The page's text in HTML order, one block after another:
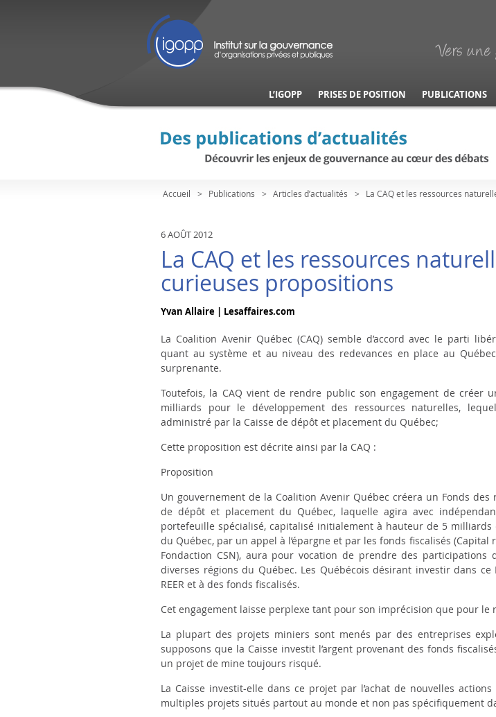
L’IGOPP PRISES DE POSITION PUBLICATIONS
Accueil Publications Articles d’actualités La CAQ et les ressources
6 AOÛT 2012
La CAQ et les ressources
curieuses propositions
Yvan Allaire | Lesaffaires.com
La Coalition Avenir Québec (CAQ) semble d’accord avec le parti
quant au système et au niveau des redevances en place au
surprenante.
Toutefois, la CAQ vient de rendre public son engagement de créer
milliards pour le développement des ressources naturelles,
administré par la Caisse de dépôt et placement du Québec;
Cette proposition est décrite ainsi par la CAQ :
Proposition
Un gouvernement de la Coalition Avenir Québec créera un Fonds
de dépôt et placement du Québec, laquelle agira avec
portefeuille spécialisé, capitalisé initialement à hauteur de 5
du Québec, par un appel à l’épargne et par les fonds fiscalisés
Fondaction CSN), aura pour vocation de prendre des
diverses régions du Québec. Les Québécois désirant investir dans
REER et à des fonds fiscalisés.
Cet engagement laisse perplexe tant pour son imprécision que pour le
La plupart des projets miniers sont menés par des entreprises
supposons que la Caisse investit l’argent provenant des fonds
un projet de mine toujours risqué.
La Caisse investit-elle dans ce projet par l’achat de nouvelles
multiples projets situés partout au monde et non pas spécifiquement